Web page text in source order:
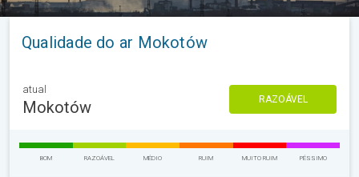
Qualidade do ar Mokotów
atual
Mokotów RAZOÁVEL
BOM RAZOÁVEL MÉDIO RUIM MUITO RUIM PÉSSIMO